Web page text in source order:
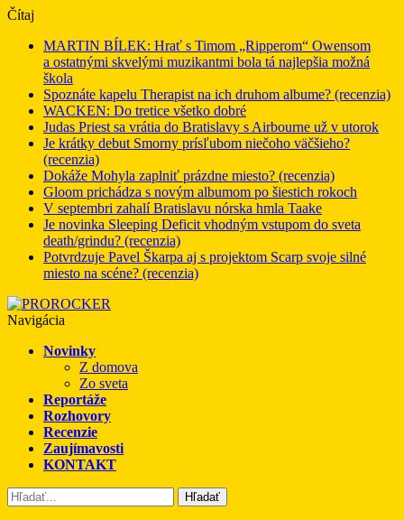
Čítaj
MARTIN BÍLEK: Hrať s Timom „Ripperom“ Owensom
a ostatnými skvelými muzikantmi bola tá najlepšia možná
škola
Spoznáte kapelu Therapist na ich druhom albume? (recenzia)
WACKEN: Do tretice všetko dobré
Judas Priest sa vrátia do Bratislavy s Airbourne už v utorok
Je krátky debut Smorny prísľubom niečoho väčšieho?
(recenzia)
Dokáže Mohyla zaplniť prázdne miesto? (recenzia)
Gloom prichádza s novým albumom po šiestich rokoch
V septembri zahalí Bratislavu nórska hmla Taake
Je novinka Sleeping Deficit vhodným vstupom do sveta
death/grindu? (recenzia)
Potvrdzuje Pavel Škarpa aj s projektom Scarp svoje silné
miesto na scéne? (recenzia)
Navigácia
Novinky
Z domova
Zo sveta
Reportáže
Rozhovory
Recenzie
Zaujímavosti
KONTAKT
Hľadať